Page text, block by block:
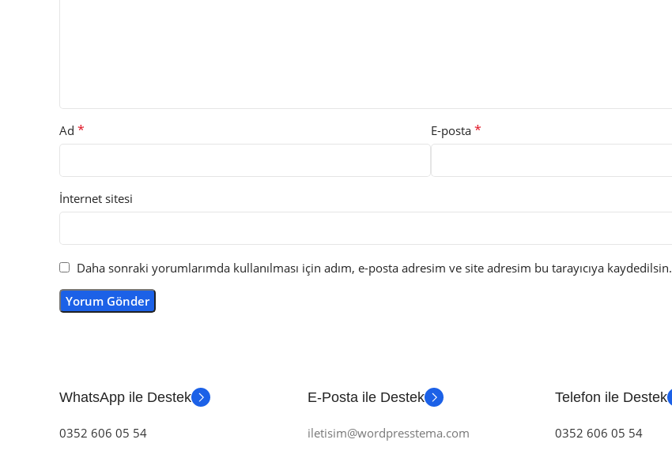
Ad * E-posta*
İnternet sitesi
Daha sonraki yorumlarımda kullanılması için adım, e-posta adresim ve site adresim bu tarayıcıya kaydedilsin.
WhatsApp ile Destek
0352 606 05 54
E-Posta ile Destek
iletisim@wordpresstema.com
Telefon ile Destek
0352 606 05 54